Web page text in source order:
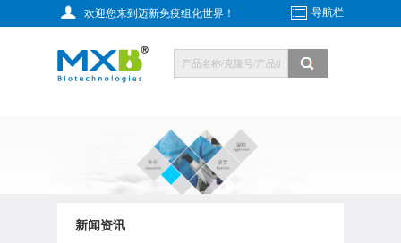
欢迎您来到迈新免疫组化世界！ 导航栏
新闻资讯